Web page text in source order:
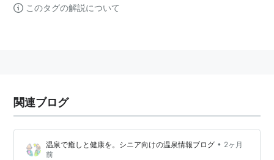
このタグの解説について
関連ブログ
温泉で癒しと健康を。シニア向けの温泉情報ブログ • 2ヶ月
前